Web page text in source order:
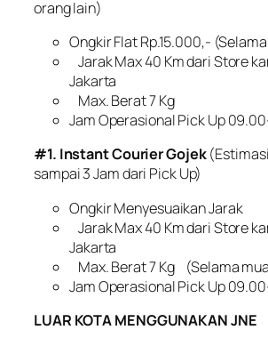
orang lain)
Ongkir Flat Rp.15.000,-
Jarak Max 40 Km dari Store
Jakarta
Max. Berat 7 Kg
Jam Operasional Pick Up
#1. Instant Courier Gojek
sampai 3 Jam dari Pick Up)
Ongkir Menyesuaikan Jarak
Jarak Max 40 Km dari Store
Jakarta
Max. Berat 7 Kg (Selama
Jam Operasional Pick Up
LUAR KOTA MENGGUNAKAN JNE